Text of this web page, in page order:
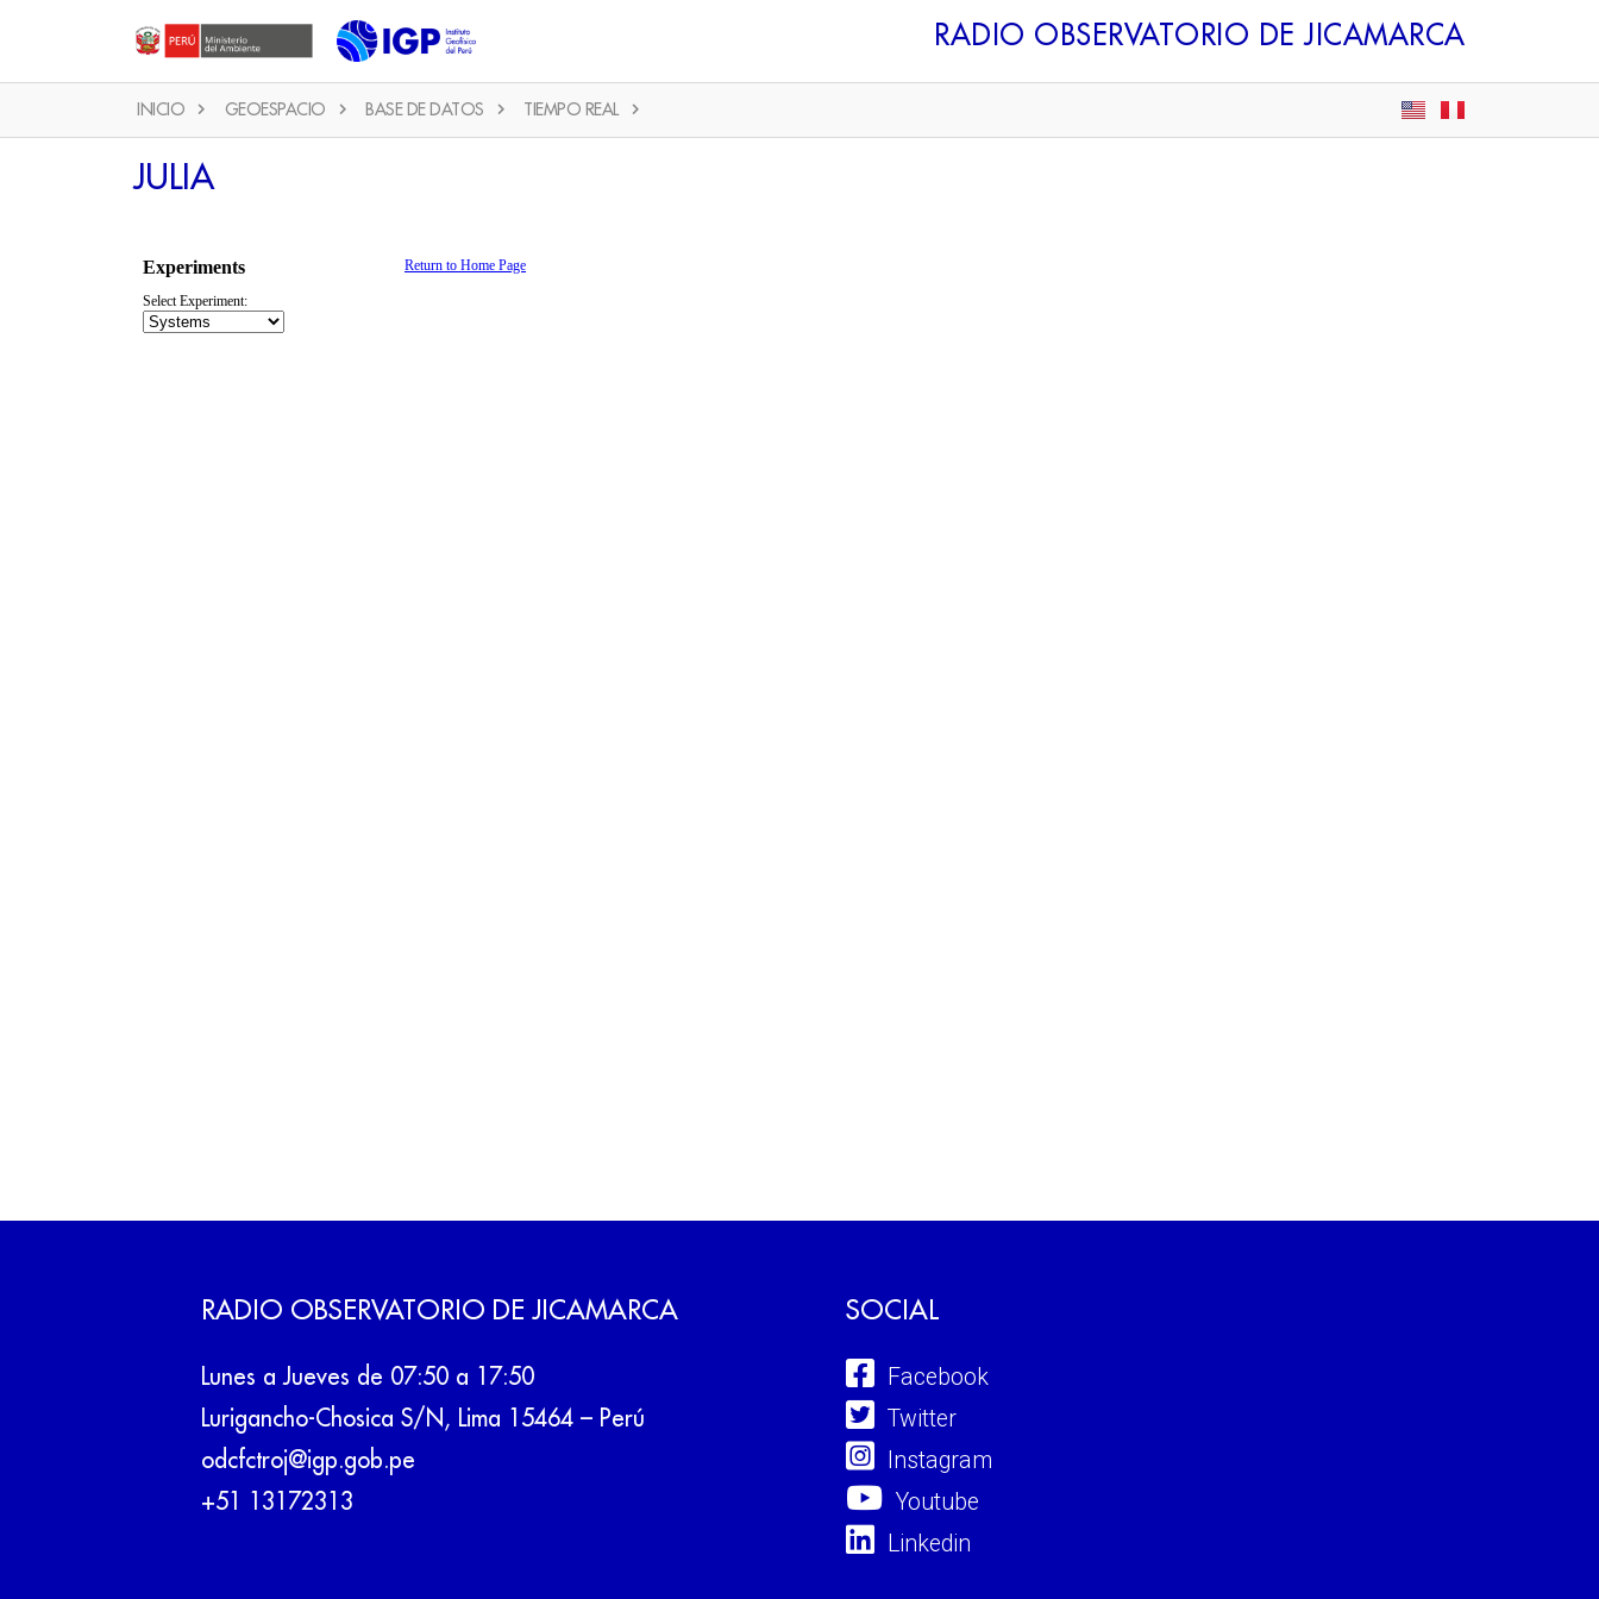
RADIO OBSERVATORIO DE JICAMARCA
INICIO GEOESPACIO BASE DE DATOS TIEMPO REAL
JULIA
RADIO OBSERVATORIO DE JICAMARCA
Lunes a Jueves de 07:50 a 17:50
Lurigancho-Chosica S/N, Lima 15464 – Perú
odcfctroj@igp.gob.pe
+51 13172313
SOCIAL
Facebook
Twitter
Instagram
Youtube
Linkedin